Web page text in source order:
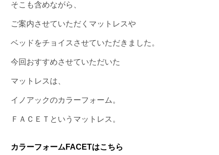
そこも含めながら、
ご案内させていただくマットレスや
ベッドをチョイスさせていただきました。
今回おすすめさせていただいた
マットレスは、
イノアックのカラーフォーム。
ＦＡＣＥＴというマットレス。
カラーフォームFACETはこちら